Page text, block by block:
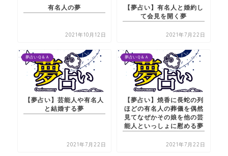
有名人の夢
2021年10月12日
【夢占い】有名人と婚約し
て会見を開く夢
2021年7月22日
夢占いＱ＆Ａ
【夢占い】芸能人や有名人
と結婚する夢
2021年7月22日
夢占いＱ＆Ａ
【夢占い】焼香に長蛇の列
ほどの有名人の葬儀を偶然
見てなぜかその娘を他の芸
能人といっしょに慰める夢
2021年7月22日